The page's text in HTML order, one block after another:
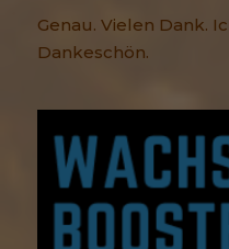
Genau. Vielen Dank.
Dankeschön.